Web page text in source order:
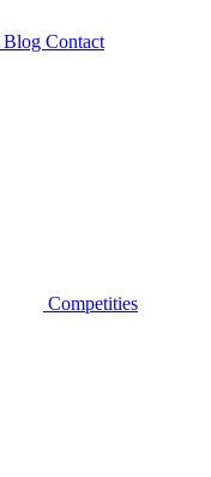
Blog Contact
Competities